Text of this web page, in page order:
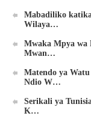
Mabadiliko
Wilaya…
Mwaka Mpya
Mwan…
Matendo ya
Ndio W…
Serikali ya
K…